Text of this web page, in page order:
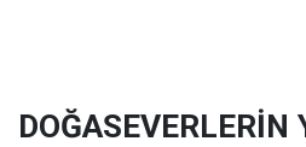
DOĞASEVERLERİN